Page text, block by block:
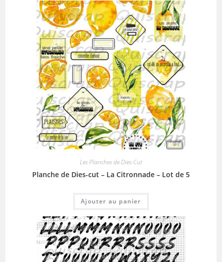
Les Planches de Dies-Cut
Planche de Dies-cut – La Citronnade – Lot de 5
Ajouter au panier